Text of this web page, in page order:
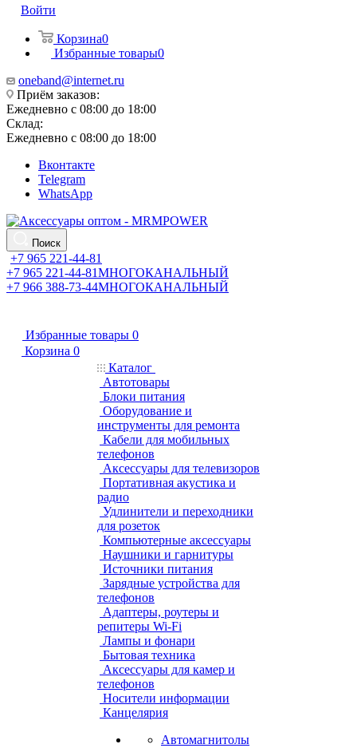
Войти
Корзина0
Избранные товары0
oneband@internet.ru
Приём заказов:
Ежедневно с 08:00 до 18:00
Склад:
Ежедневно с 08:00 до 18:00
Вконтакте
Telegram
WhatsApp
Поиск
+7 965 221-44-81
+7 965 221-44-81МНОГОКАНАЛЬНЫЙ
+7 966 388-73-44МНОГОКАНАЛЬНЫЙ
Избранные товары 0
Корзина 0
Каталог
Автотовары
Блоки питания
Оборудование и
инструменты для ремонта
Кабели для мобильных
телефонов
Аксессуары для телевизоров
Портативная акустика и
радио
Удлинители и переходники
для розеток
Компьютерные аксессуары
Наушники и гарнитуры
Источники питания
Зарядные устройства для
телефонов
Адаптеры, роутеры и
репитеры Wi-Fi
Лампы и фонари
Бытовая техника
Аксессуары для камер и
телефонов
Носители информации
Канцелярия
Автомагнитолы